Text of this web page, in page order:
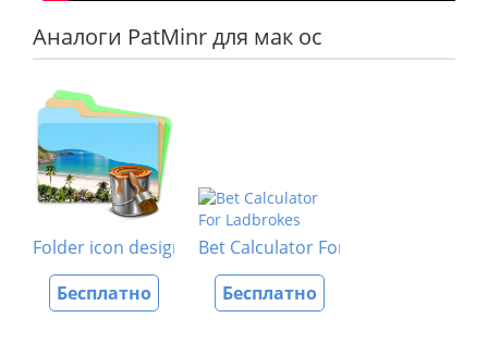
Аналоги PatMinr для мак ос
Folder icon designer
Бесплатно
Bet Calculator For Ladbrokes
Бесплатно